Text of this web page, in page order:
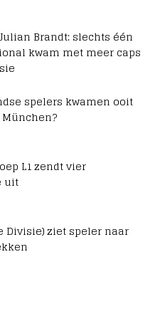
Brandt: slechts één
kwam met meer caps
spelers kwamen ooit
L1 zendt vier
uit
Divisie) ziet speler naar